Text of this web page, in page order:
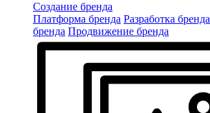
Создание бренда
Платформа бренда Разработка бренда
бренда Продвижение бренда